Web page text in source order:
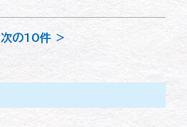
次の10件 ＞